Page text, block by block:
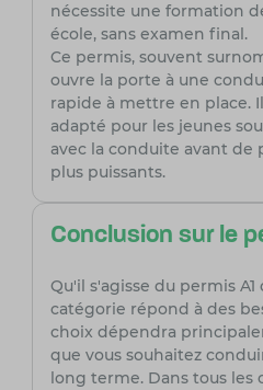
nécessite une formation
école, sans examen final.
Ce permis, souvent
ouvre la porte à une
rapide à mettre en place.
adapté pour les jeunes
avec la conduite avant de
plus puissants.
Conclusion sur le
Qu'il s'agisse du permis A1
catégorie répond à des
choix dépendra
que vous souhaitez
long terme. Dans tous les